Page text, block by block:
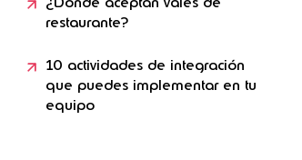
restaurante?
10 actividades de integración
que puedes implementar en tu
equipo